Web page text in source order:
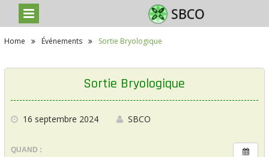
Home Événements Sortie Bryologique
Sortie Bryologique
16 septembre 2024 SBCO
QUAND :